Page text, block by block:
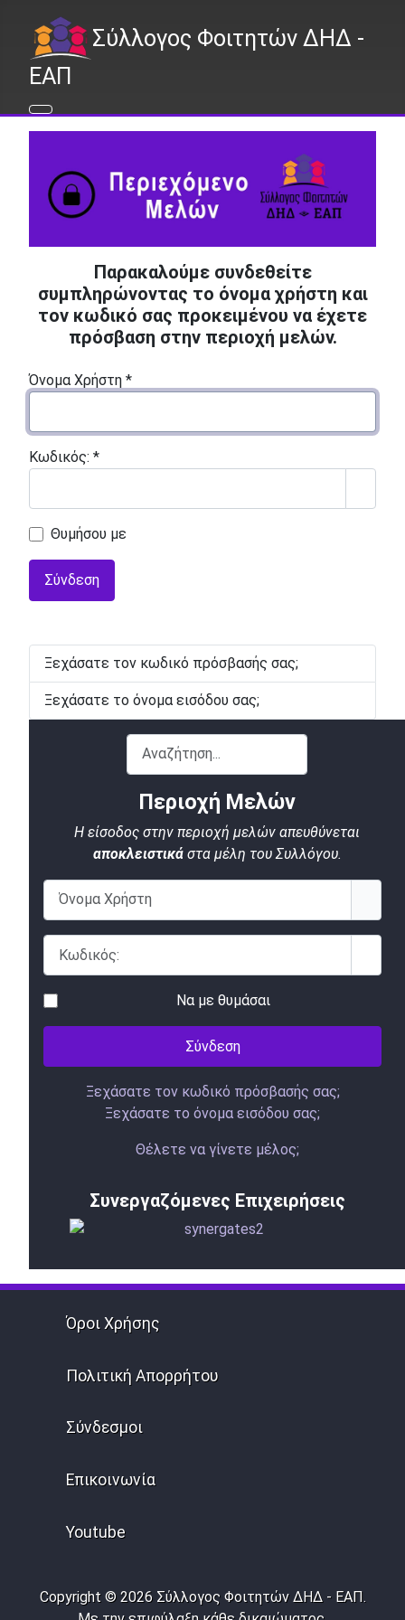
Σύλλογος Φοιτητών ΔΗΔ -
ΕΑΠ
Παρακαλούμε συνδεθείτε
συμπληρώνοντας το όνομα χρήστη και
τον κωδικό σας προκειμένου να έχετε
πρόσβαση στην περιοχή μελών.
Όνομα Χρήστη *
Κωδικός: *
Θυμήσου με
Σύνδεση
Ξεχάσατε τον κωδικό πρόσβασής σας;
Ξεχάσατε το όνομα εισόδου σας;
Αναζήτηση...
Περιοχή Μελών
Η είσοδος στην περιοχή μελών απευθύνεται
αποκλειστικάστα μέλη του Συλλόγου.
Όνομα Χρήστη
Κωδικός:
Να με θυμάσαι
Σύνδεση
Ξεχάσατε τον κωδικό πρόσβασής σας;
Ξεχάσατε το όνομα εισόδου σας;
Θέλετε να γίνετε μέλος;
Συνεργαζόμενες Επιχειρήσεις
Όροι Χρήσης
Πολιτική Απορρήτου
Σύνδεσμοι
Επικοινωνία
Youtube
Copyright © 2026 Σύλλογος Φοιτητών ΔΗΔ - ΕΑΠ.